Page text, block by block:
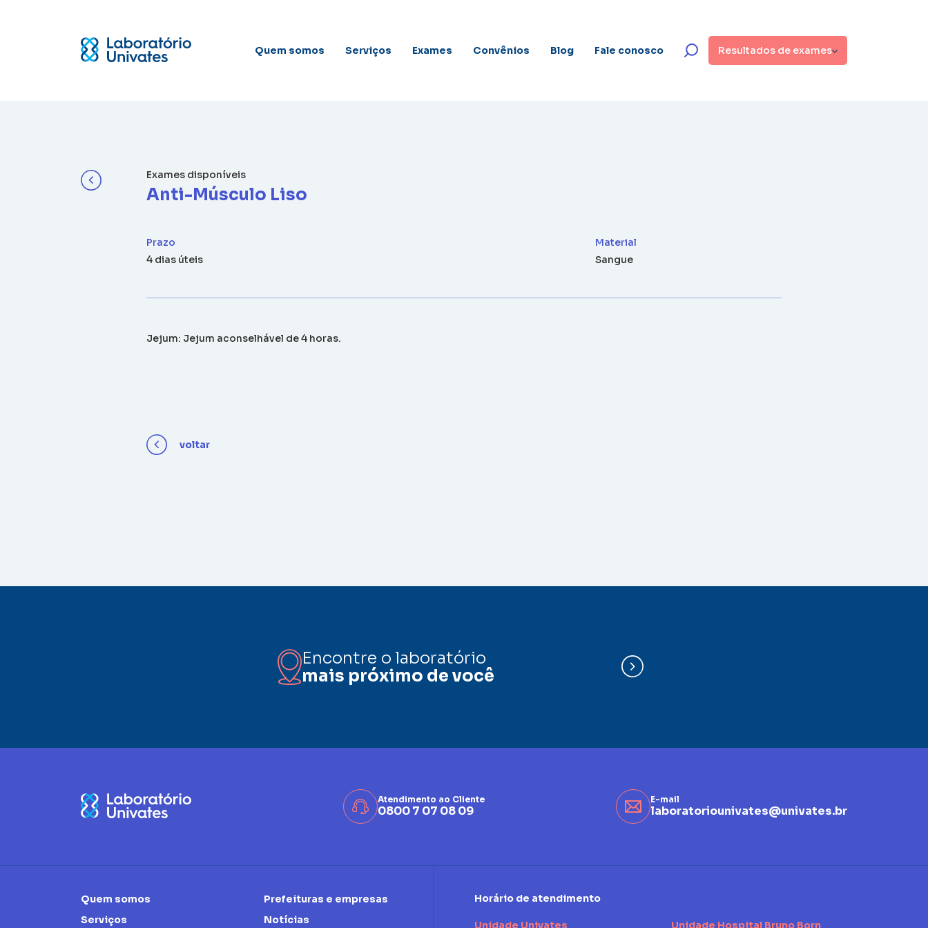
Quem somos Serviços Exames Convênios Blog Fale conosco Resultados de exames
Exames disponíveis
Anti-Músculo Liso
Prazo
4 dias úteis
Material
Sangue
Jejum: Jejum aconselhável de 4 horas.
voltar
Encontre o laboratório
mais próximo de você
Atendimento ao Cliente
0800 7 07 08 09
E-mail
laboratoriounivates@univates.br
Quem somos
Serviços
Prefeituras e empresas
Notícias
Horário de atendimento
Unidade Univates Unidade Hospital Bruno Born